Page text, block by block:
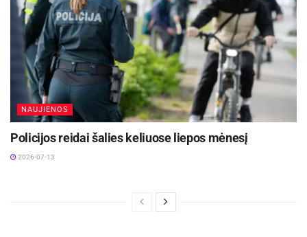
NAUJIENOS
Policijos reidai šalies keliuose liepos mėnesį
2026-07-13